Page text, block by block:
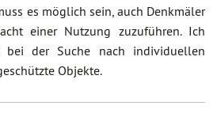
es möglich sein, auch Denkmäler
einer Nutzung zuzuführen. Ich
bei der Suche nach individuellen
Objekte.